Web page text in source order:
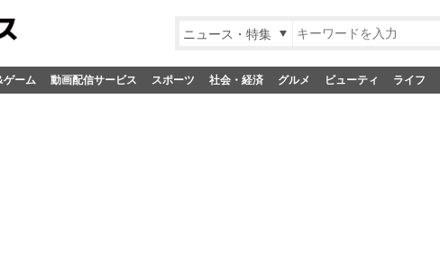
ニュース・特集
ゲーム 動画配信サービス スポーツ 社会・経済 グルメ ビューティ ライフ